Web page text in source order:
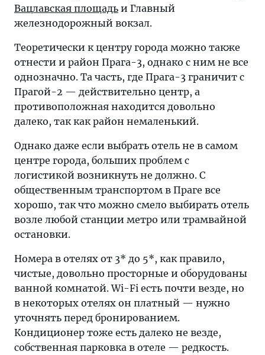
Вацлавская площадь и Главный
железнодорожный вокзал.
Теоретически к центру города можно также
отнести и район Прага-3, однако с ним не все
однозначно. Та часть, где Прага-3 граничит с
Прагой-2 — действительно центр, а
противоположная находится довольно
далеко, так как район немаленький.
Однако даже если выбрать отель не в самом
центре города, больших проблем с
логистикой возникнуть не должно. С
общественным транспортом в Праге все
хорошо, так что можно смело выбирать отель
возле любой станции метро или трамвайной
остановки.
Номера в отелях от 3* до 5*, как правило,
чистые, довольно просторные и оборудованы
ванной комнатой. Wi-Fi есть почти везде, но
в некоторых отелях он платный — нужно
уточнять перед бронированием.
Кондиционер тоже есть далеко не везде,
собственная парковка в отеле — редкость.